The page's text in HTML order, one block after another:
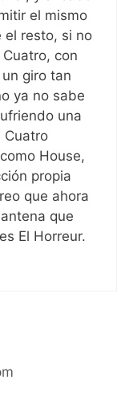
el mismo
el resto, si no
con
giro tan
ya no sabe
una
Cuatro
House,
propia
que ahora
que
El Horreur.